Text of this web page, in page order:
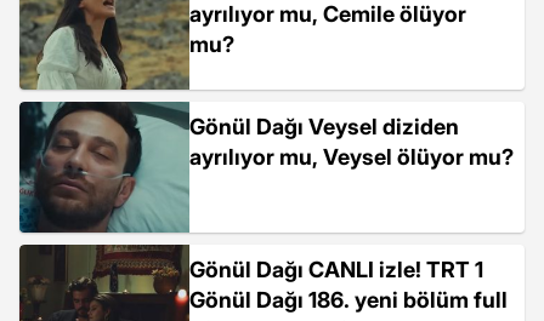
ayrılıyor mu, Cemile ölüyor
mu?
Gönül Dağı Veysel diziden
ayrılıyor mu, Veysel ölüyor mu?
Gönül Dağı CANLI izle! TRT 1
Gönül Dağı 186. yeni bölüm full